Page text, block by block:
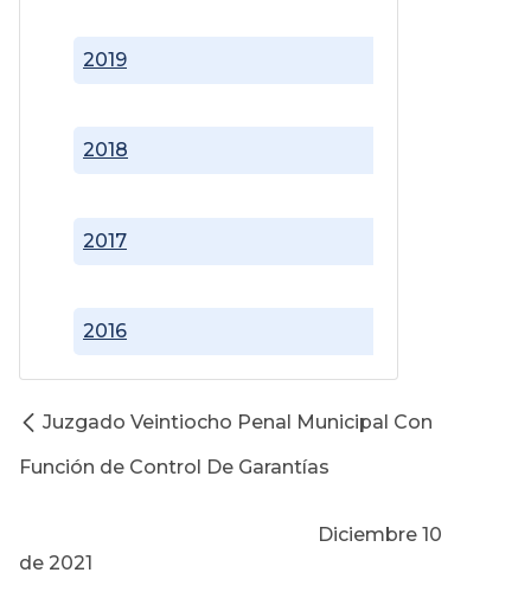
2016
2017
2018
2019
Juzgado Veintiocho Penal Municipal Con
Función de Control De Garantías
Diciembre 10
de 2021